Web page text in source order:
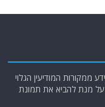
ממקורות המודיעין הגלוי
על מנת להביא את תמונת